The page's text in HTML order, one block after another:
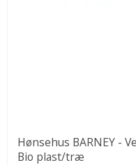
Hønsehus BARNEY -
Bio plast/træ